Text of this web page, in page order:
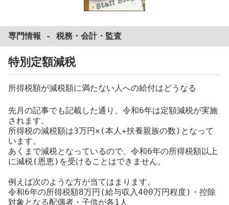
専門情報 - 税務 ・ 会計・ 監査
特別定額減税
所得税額が減税額に満たない人への給付はどうなる
先月の記事でも記載した通り、令和6年は定額減税が実施
されます。
所得税の減税額は3万円✕(本人+扶養親族の数)となって
います。
あくまで減税となっているので、令和6年の所得税額以上
に減税(恩恵)を受けることはできません。
例えば次のような方が当てはまります。
令和6年の所得税額8万円(給与収入400万円程度)・控除
対象となる配偶者・子供が各1人